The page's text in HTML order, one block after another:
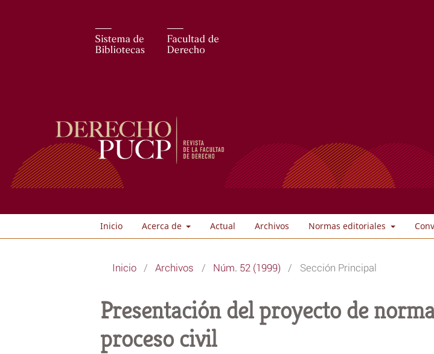
Inicio Acerca de Actual Archivos Normas editoriales
Inicio / Archivos / Núm. 52 (1999) / Sección Principal
Presentación del proyecto de
proceso civil